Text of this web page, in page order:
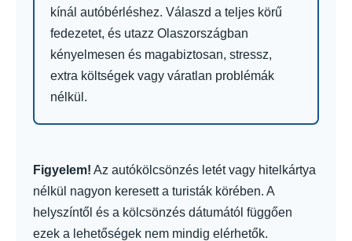
kínál autóbérléshez. Válaszd a teljes körű
fedezetet, és utazz Olaszországban
kényelmesen és magabiztosan, stressz,
extra költségek vagy váratlan problémák
nélkül.
Figyelem! Az autókölcsönzés letét vagy hitelkártya
nélkül nagyon keresett a turisták körében. A
helyszíntől és a kölcsönzés dátumától függően
ezek a lehetőségek nem mindig elérhetők.